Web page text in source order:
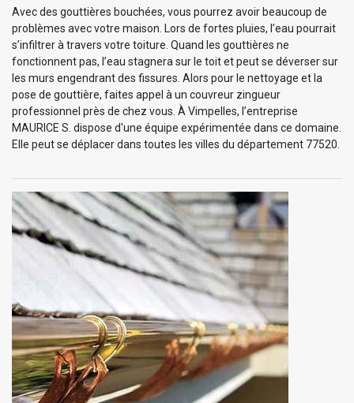
Avec des gouttières bouchées, vous pourrez avoir beaucoup de
problèmes avec votre maison. Lors de fortes pluies, l’eau pourrait
s’infiltrer à travers votre toiture. Quand les gouttières ne
fonctionnent pas, l’eau stagnera sur le toit et peut se déverser sur
les murs engendrant des fissures. Alors pour le nettoyage et la
pose de gouttière, faites appel à un couvreur zingueur
professionnel près de chez vous. À Vimpelles, l’entreprise
MAURICE S. dispose d'une équipe expérimentée dans ce domaine.
Elle peut se déplacer dans toutes les villes du département 77520.